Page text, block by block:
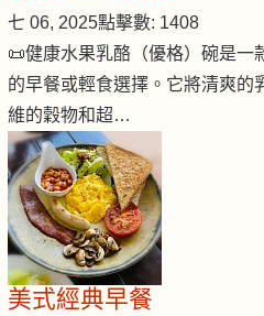
七 06, 2025點擊數: 1408
📜健康水果乳酪（優格）碗是一
的早餐或輕食選擇。它將清爽的
維的穀物和超…
美式經典早餐